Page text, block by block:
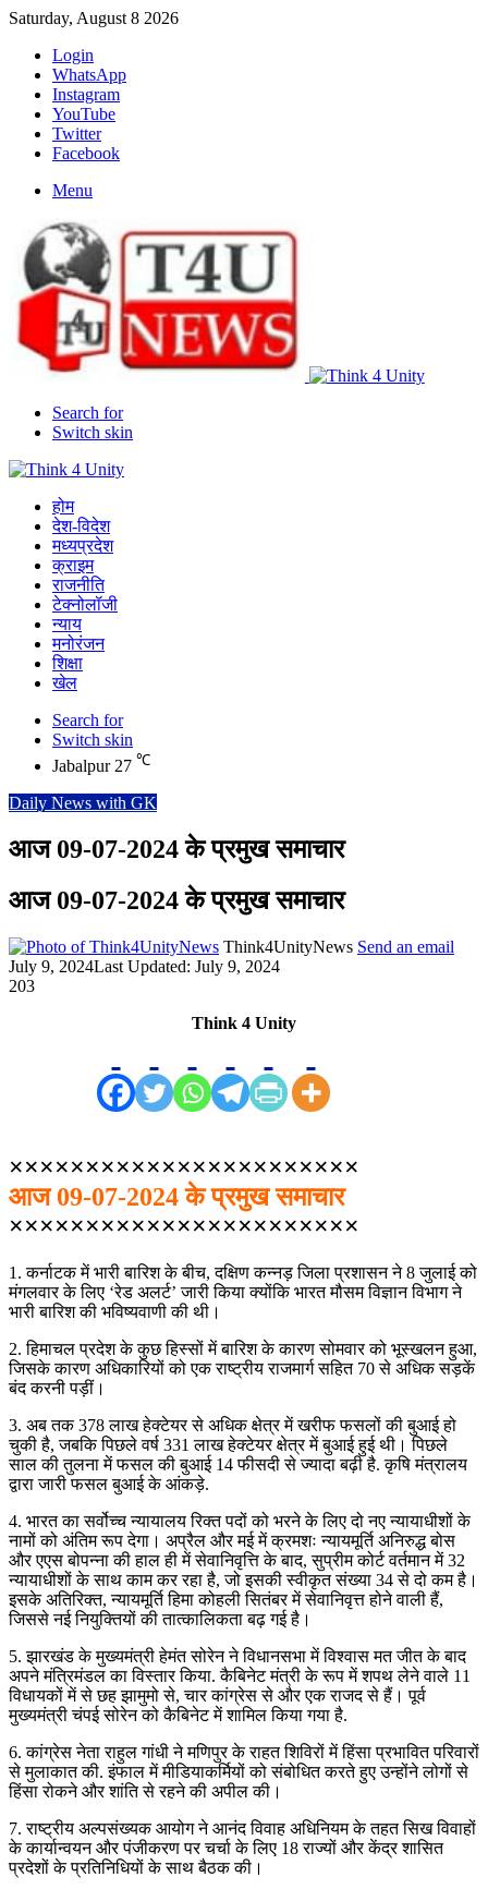
Saturday, August 8 2026
Login
WhatsApp
Instagram
YouTube
Twitter
Facebook
Menu
Search for
Switch skin
होम
देश-विदेश
मध्यप्रदेश
क्राइम
राजनीति
टेक्नोलॉजी
न्याय
मनोरंजन
शिक्षा
खेल
Search for
Switch skin
Jabalpur 27 ℃
Daily News with GK
आज 09-07-2024 के प्रमुख समाचार
आज 09-07-2024 के प्रमुख समाचार
Think4UnityNews Send an email
July 9, 2024Last Updated: July 9, 2024
203
Think 4 Unity
×××××××××××××××××××××××
आज 09-07-2024 के प्रमुख समाचार
×××××××××××××××××××××××
1. कर्नाटक में भारी बारिश के बीच, दक्षिण कन्नड़ जिला प्रशासन ने 8 जुलाई को
मंगलवार के लिए ‘रेड अलर्ट’ जारी किया क्योंकि भारत मौसम विज्ञान विभाग ने
भारी बारिश की भविष्यवाणी की थी।
2. हिमाचल प्रदेश के कुछ हिस्सों में बारिश के कारण सोमवार को भूस्खलन हुआ,
जिसके कारण अधिकारियों को एक राष्ट्रीय राजमार्ग सहित 70 से अधिक सड़कें
बंद करनी पड़ीं।
3. अब तक 378 लाख हेक्टेयर से अधिक क्षेत्र में खरीफ फसलों की बुआई हो
चुकी है, जबकि पिछले वर्ष 331 लाख हेक्टेयर क्षेत्र में बुआई हुई थी। पिछले
साल की तुलना में फसल की बुआई 14 फीसदी से ज्यादा बढ़ी है. कृषि मंत्रालय
द्वारा जारी फसल बुआई के आंकड़े.
4. भारत का सर्वोच्च न्यायालय रिक्त पदों को भरने के लिए दो नए न्यायाधीशों के
नामों को अंतिम रूप देगा। अप्रैल और मई में क्रमशः न्यायमूर्ति अनिरुद्ध बोस
और एएस बोपन्ना की हाल ही में सेवानिवृत्ति के बाद, सुप्रीम कोर्ट वर्तमान में 32
न्यायाधीशों के साथ काम कर रहा है, जो इसकी स्वीकृत संख्या 34 से दो कम है।
इसके अतिरिक्त, न्यायमूर्ति हिमा कोहली सितंबर में सेवानिवृत्त होने वाली हैं,
जिससे नई नियुक्तियों की तात्कालिकता बढ़ गई है।
5. झारखंड के मुख्यमंत्री हेमंत सोरेन ने विधानसभा में विश्वास मत जीत के बाद
अपने मंत्रिमंडल का विस्तार किया. कैबिनेट मंत्री के रूप में शपथ लेने वाले 11
विधायकों में से छह झामुमो से, चार कांग्रेस से और एक राजद से हैं। पूर्व
मुख्यमंत्री चंपई सोरेन को कैबिनेट में शामिल किया गया है.
6. कांग्रेस नेता राहुल गांधी ने मणिपुर के राहत शिविरों में हिंसा प्रभावित परिवारों
से मुलाकात की. इंफाल में मीडियाकर्मियों को संबोधित करते हुए उन्होंने लोगों से
हिंसा रोकने और शांति से रहने की अपील की।
7. राष्ट्रीय अल्पसंख्यक आयोग ने आनंद विवाह अधिनियम के तहत सिख विवाहों
के कार्यान्वयन और पंजीकरण पर चर्चा के लिए 18 राज्यों और केंद्र शासित
प्रदेशों के प्रतिनिधियों के साथ बैठक की।